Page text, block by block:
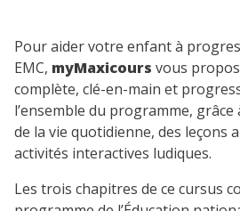
Pour aider votre enfant à
EMC, myMaxicours vous
complète, clé-en-main et
l’ensemble du programme, grâce
de la vie quotidienne, des leçons
activités interactives ludiques.
Les trois chapitres de ce cursus